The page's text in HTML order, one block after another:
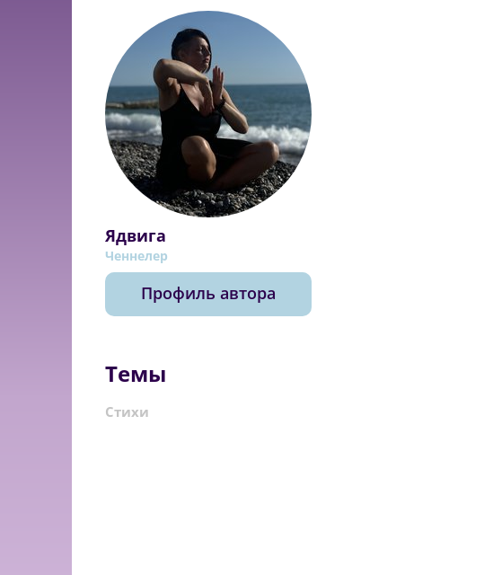
Ядвига
Ченнелер
Профиль автора
Темы
Стихи